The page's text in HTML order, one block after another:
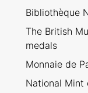
Bibliothèque
The British
medals
Monnaie de
National Mint